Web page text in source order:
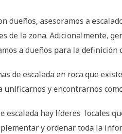
dueños, asesoramos a
de la zona. Adicionalmente,
a dueños para la
de escalada en roca que
y encontrarnos
escalada hay líderes locales
y ordenar toda la